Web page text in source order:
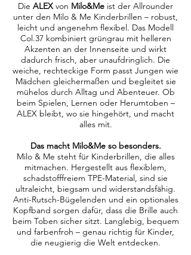
Die ALEXvon Milo&Me ist der Allrounder
unter den Milo & Me Kinderbrillen – robust,
leicht und angenehm flexibel. Das Modell
Col.37 kombiniert grüngrau mit helleren
Akzenten an der Innenseite und wirkt
dadurch frisch, aber unaufdringlich. Die
weiche, rechteckige Form passt Jungen wie
Mädchen gleichermaßen und begleitet sie
mühelos durch Alltag und Abenteuer. Ob
beim Spielen, Lernen oder Herumtoben –
ALEX bleibt, wo sie hingehört, und macht
alles mit.
Das macht Milo&Me so besonders.
Milo & Me steht für Kinderbrillen, die alles
mitmachen. Hergestellt aus flexiblem,
schadstofffreiem TPE-Material, sind sie
ultraleicht, biegsam und widerstandsfähig.
Anti-Rutsch-Bügelenden und ein optionales
Kopfband sorgen dafür, dass die Brille auch
beim Toben sicher sitzt. Langlebig, bequem
und farbenfroh – genau richtig für Kinder,
die neugierig die Welt entdecken.